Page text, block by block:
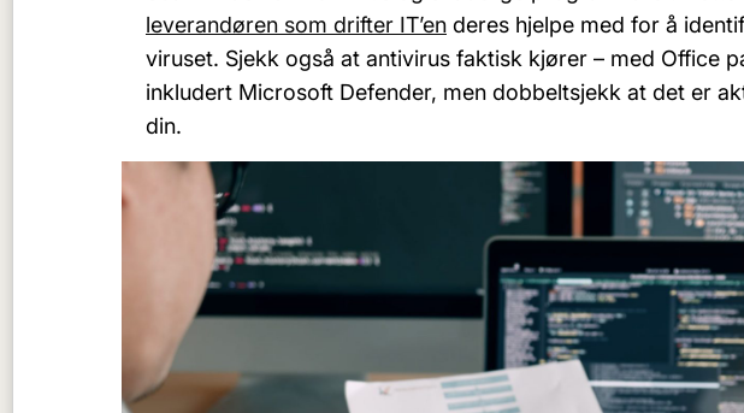
leverandøren som drifter IT’en deres hjelpe med for å
viruset. Sjekk også at antivirus faktisk kjører – med Office
inkludert Microsoft Defender, men dobbeltsjekk at det er
din.